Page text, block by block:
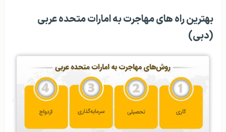
بهترین راه های مهاجرت به امارات متحده عربی
(دبی)